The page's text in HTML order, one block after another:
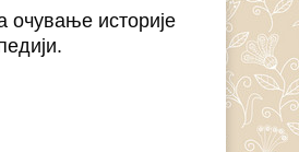
очување историје